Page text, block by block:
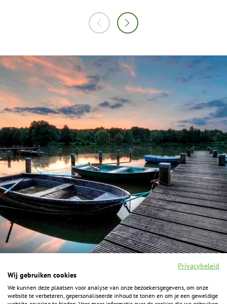
F
a
I
n
Y
o
P
i
Privacybeleid
Wij gebruiken cookies
We kunnen deze plaatsen voor analyse van onze bezoekersgegevens, om onze
website te verbeteren, gepersonaliseerde inhoud te tonen en om je een geweldige